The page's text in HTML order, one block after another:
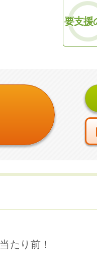
要支援
たり前！